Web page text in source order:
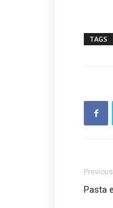
TAGS
Pasta